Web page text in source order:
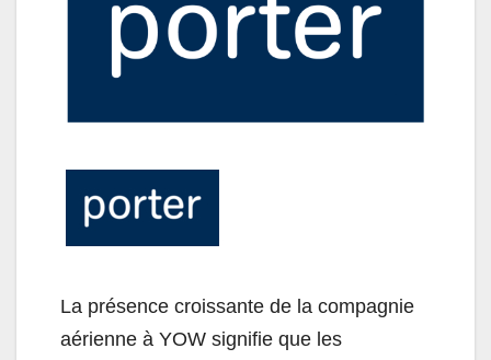
La présence croissante de la compagnie
aérienne à YOW signifie que les